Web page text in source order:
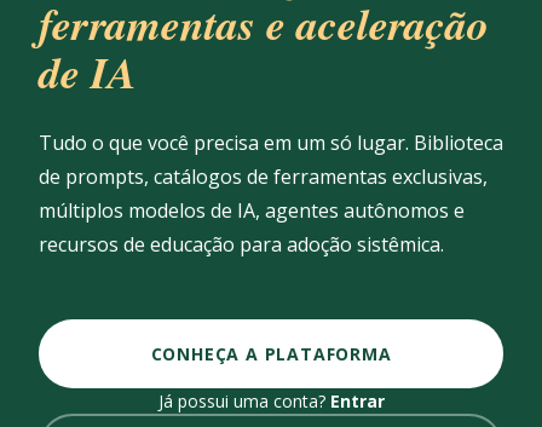
ferramentas e aceleração
de IA
Tudo o que você precisa em um só lugar. Biblioteca
de prompts, catálogos de ferramentas exclusivas,
múltiplos modelos de IA, agentes autônomos e
recursos de educação para adoção sistêmica.
CONHEÇA A PLATAFORMA
Já possui uma conta? Entrar